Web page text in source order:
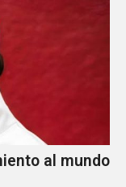
al mundo